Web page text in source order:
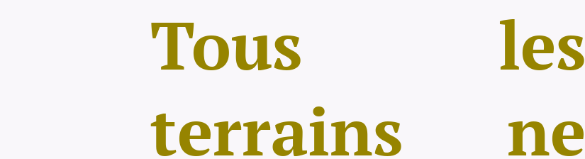
Tous les
terrains ne